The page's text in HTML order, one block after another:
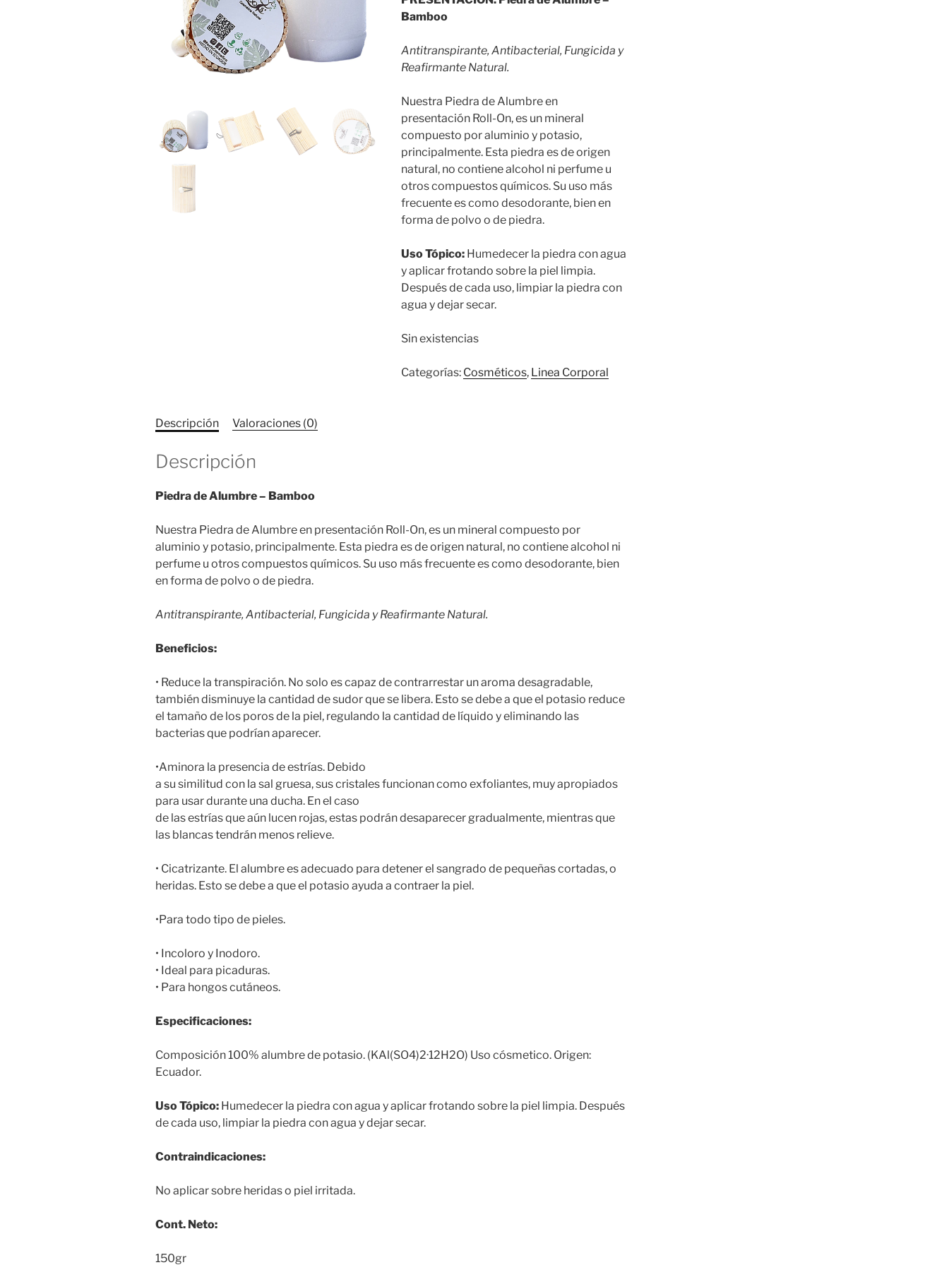
Bamboo
Antitranspirante, Antibacterial, Fungicida y
Reafirmante Natural.
Nuestra Piedra de Alumbre en
presentación Roll-On, es un mineral
compuesto por aluminio y potasio,
principalmente. Esta piedra es de origen
natural, no contiene alcohol ni perfume u
otros compuestos químicos. Su uso más
frecuente es como desodorante, bien en
forma de polvo o de piedra.
Uso Tópico:Humedecer la piedra con agua
y aplicar frotando sobre la piel limpia.
Después de cada uso, limpiar la piedra con
agua y dejar secar.
Sin existencias
Categorías: Cosméticos, Linea Corporal
Descripción Valoraciones (0)
Descripción
Piedra de Alumbre – Bamboo
Nuestra Piedra de Alumbre en presentación Roll-On, es un mineral compuesto por
aluminio y potasio, principalmente. Esta piedra es de origen natural, no contiene alcohol ni
perfume u otros compuestos químicos. Su uso más frecuente es como desodorante, bien
en forma de polvo o de piedra.
Antitranspirante, Antibacterial, Fungicida y Reafirmante Natural.
Beneficios:
• Reduce la transpiración. No solo es capaz de contrarrestar un aroma desagradable,
también disminuye la cantidad de sudor que se libera. Esto se debe a que el potasio reduce
el tamaño de los poros de la piel, regulando la cantidad de líquido y eliminando las
bacterias que podrían aparecer.
•Aminora la presencia de estrías. Debido
a su similitud con la sal gruesa, sus cristales funcionan como exfoliantes, muy apropiados
para usar durante una ducha. En el caso
de las estrías que aún lucen rojas, estas podrán desaparecer gradualmente, mientras que
las blancas tendrán menos relieve.
• Cicatrizante. El alumbre es adecuado para detener el sangrado de pequeñas cortadas, o
heridas. Esto se debe a que el potasio ayuda a contraer la piel.
•Para todo tipo de pieles.
• Incoloro y Inodoro.
• Ideal para picaduras.
• Para hongos cutáneos.
Especificaciones:
Composición 100% alumbre de potasio. (KAl(SO4)2·12H2O) Uso cósmetico. Origen:
Ecuador.
Uso Tópico: Humedecer la piedra con agua y aplicar frotando sobre la piel limpia. Después
de cada uso, limpiar la piedra con agua y dejar secar.
Contraindicaciones:
No aplicar sobre heridas o piel irritada.
Cont. Neto:
150gr